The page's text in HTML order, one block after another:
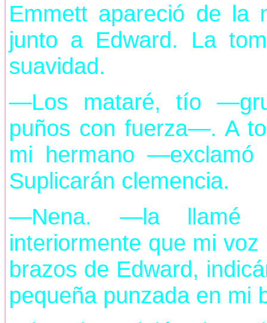
Emmett apareció de la
junto a Edward. La
suavidad.
—Los mataré, tío
puños con fuerza—. A
mi hermano
Suplicarán clemencia.
—Nena. —la llamé
interiormente que mi
brazos de Edward,
pequeña punzada en mi